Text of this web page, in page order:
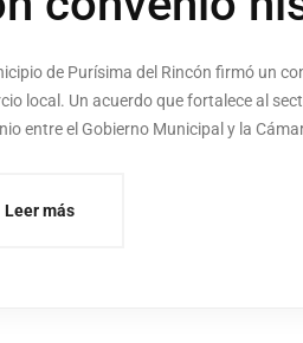
de Purísima del Rincón firmó un
local. Un acuerdo que fortalece al
entre el Gobierno Municipal y la
Leer más